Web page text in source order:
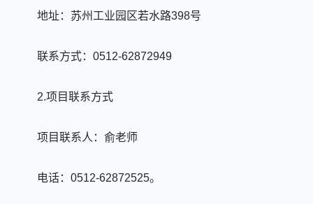
地址：苏州工业园区若水路398号
联系方式：0512-62872949
2.项目联系方式
项目联系人：俞老师
电话： 0512-62872525。